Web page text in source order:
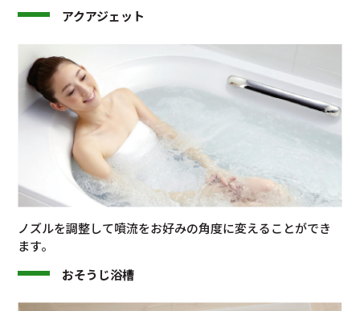
アクアジェット
ノズルを調整して噴流をお好みの角度に変えることができ
ます。
おそうじ浴槽